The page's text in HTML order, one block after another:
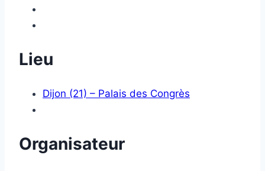
Lieu
Dijon (21) – Palais des Congrès
Organisateur